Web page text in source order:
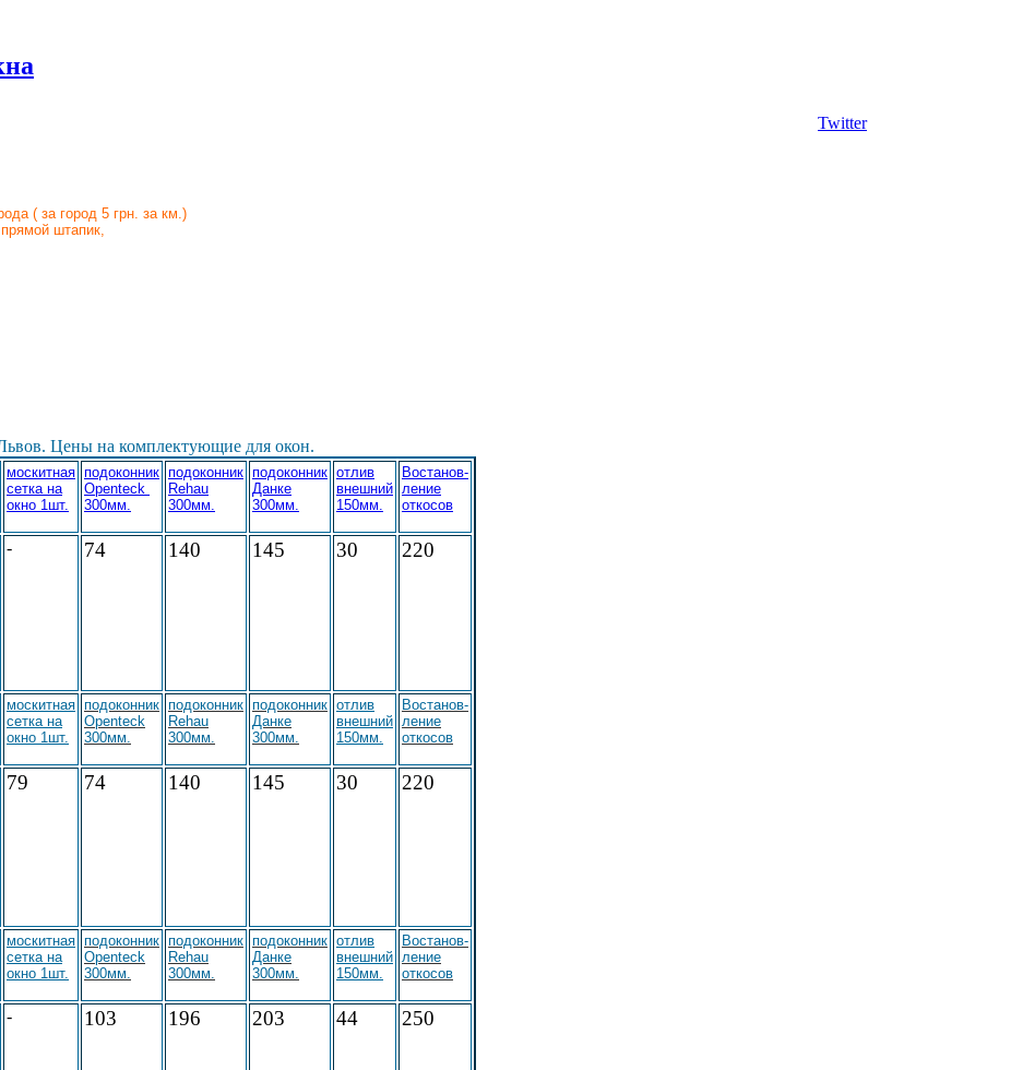
Twitter
( за город 5 грн. за км.)
прямой штапик,
Цены на комплектующие для окон.
москитная
сетка на
окно 1шт.
подоконник
Openteck
300мм.
подоконник
Rehau
300мм.
подоконник
Данке
300мм.
отлив
внешний
150мм.
Востанов-
ление
откосов
- 74 140 145 30 220
москитная
сетка на
окно 1шт.
подоконник
Openteck
300мм.
подоконник
Rehau
300мм.
подоконник
Данке
300мм.
отлив
внешний
150мм.
Востанов-
ление
откосов
79 74 140 145 30 220
москитная
сетка на
окно 1шт.
подоконник
Openteck
300мм.
подоконник
Rehau
300мм.
подоконник
Данке
300мм.
отлив
внешний
150мм.
Востанов-
ление
откосов
- 103 196 203 44 250